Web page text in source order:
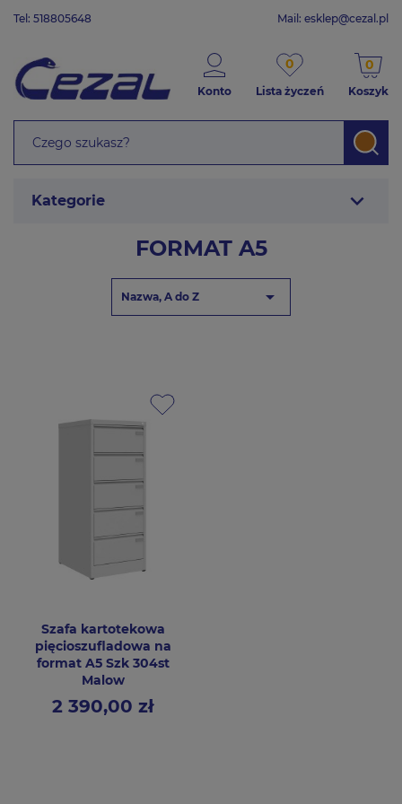
Tel: 518805648 Mail: esklep@cezal.pl
Konto
0
Lista życzeń
0
Koszyk
Kategorie expand_more
FORMAT A5
Nazwa, A do Z 
Szafa kartotekowa
pięcioszufladowa na
format A5 Szk 304st
Malow
Cena
2 390,00 zł